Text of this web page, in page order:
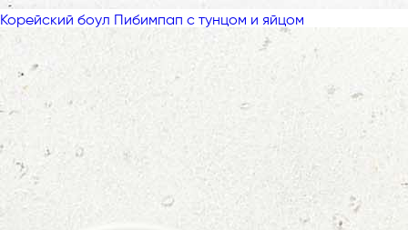
Корейский боул Пибимпап с тунцом и яйцом